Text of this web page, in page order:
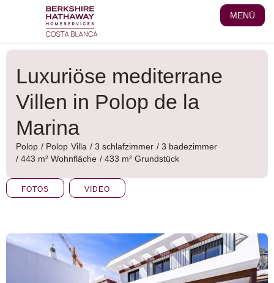
MENÜ
Luxuriöse mediterrane
Villen in Polop de la
Marina
Polop / Polop Villa / 3 schlafzimmer / 3 badezimmer
/ 443 m² Wohnfläche / 433 m² Grundstück
FOTOS VIDEO